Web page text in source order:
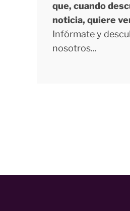
que, cuando
noticia, quiere
Infórmate y
nosotros...